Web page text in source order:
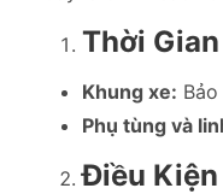
Thời
Khung xe:
Phụ tùng và
Điều Kiện